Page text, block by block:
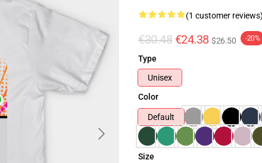
(1 customer
€30.48 €24.38 $26.50 -20%
Type
Unisex
Color
Default
Size